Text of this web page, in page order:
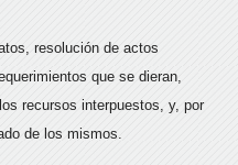
resolución de actos
que se dieran,
recursos interpuestos, y, por
de los mismos.